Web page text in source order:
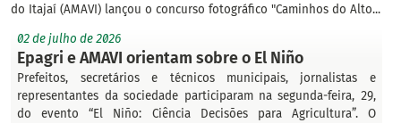
do Itajaí (AMAVI) lançou o concurso fotográfico "Caminhos do Alto...
02 de julho de 2026
Epagri e AMAVI orientam sobre o El Niño
Prefeitos, secretários e técnicos municipais, jornalistas e
representantes da sociedade participaram na segunda-feira, 29,
do evento “El Niño: Ciência Decisões para Agricultura”. O